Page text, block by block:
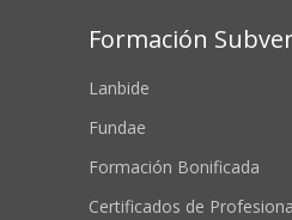
Formación
Lanbide
Fundae
Formación Bonificada
Certificados de